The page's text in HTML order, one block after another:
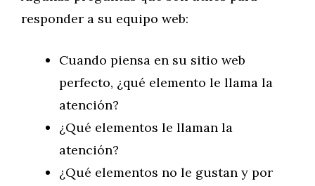
responder a su equipo web:
Cuando piensa en su sitio web
perfecto, ¿qué elemento le llama la
atención?
¿Qué elementos le llaman la
atención?
¿Qué elementos no le gustan y por